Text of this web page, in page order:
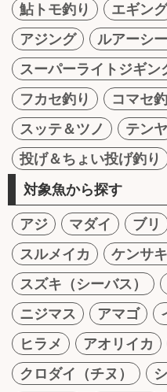
鮎トモ釣り
エギング
アジング
ルアーシ
スーパーライトジギン
フカセ釣り
コマセ
スッテ＆ツノ
テンヤ
投げ＆ちょい投げ釣り
対象魚から探す
アジ マダイ ブリ
スルメイカ
ケンサ
スズキ（シーバス）
ニジマス
アマゴ
ヒラメ
アオリイカ
クロダイ（チヌ）